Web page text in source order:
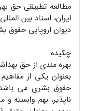
مطالعه تطبیقی حق
ایران، اسناد بین
دیوان اروپایی حقوق
چکیده
بهره مندی از حق
بعنوان یکی از
حقوق بشری می
ناپذیر، بهم وابسته و